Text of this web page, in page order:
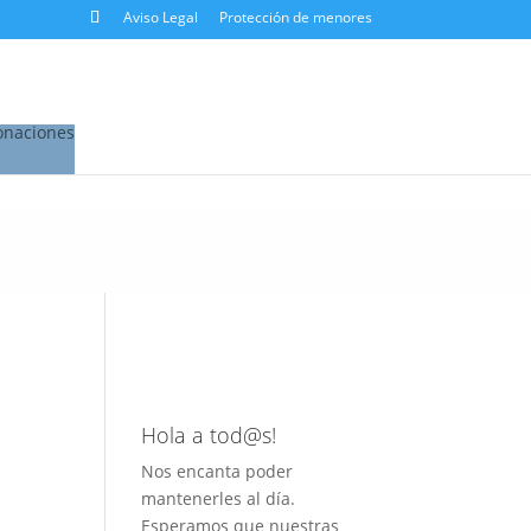
Aviso Legal Protección de menores
Hola a tod@s!
Nos encanta poder
mantenerles al día.
Esperamos que nuestras